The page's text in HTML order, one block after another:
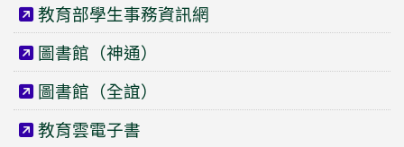
教育部學生事務資訊網
圖書館（神通）
圖書館（全誼）
教育雲電子書